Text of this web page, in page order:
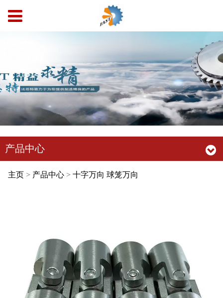
产品中心
主页> 产品中心> 十字万向 球笼万向